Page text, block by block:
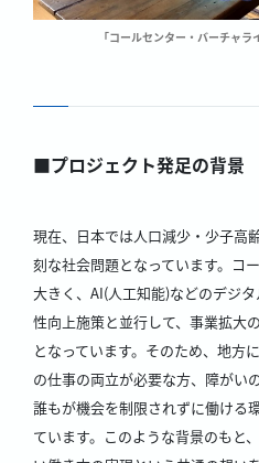
「コールセンター・バーチャ
■プロジェクト発足の背景
現在、日本では人口減少・少子高
刻な社会問題となっています。コ
大きく、AI(人工知能)などのデジ
性向上施策と並行して、事業拡大
となっています。そのため、地方
の仕事の両立が必要な方、障がい
誰もが機会を制限されずに働ける
ています。このような背景のもと